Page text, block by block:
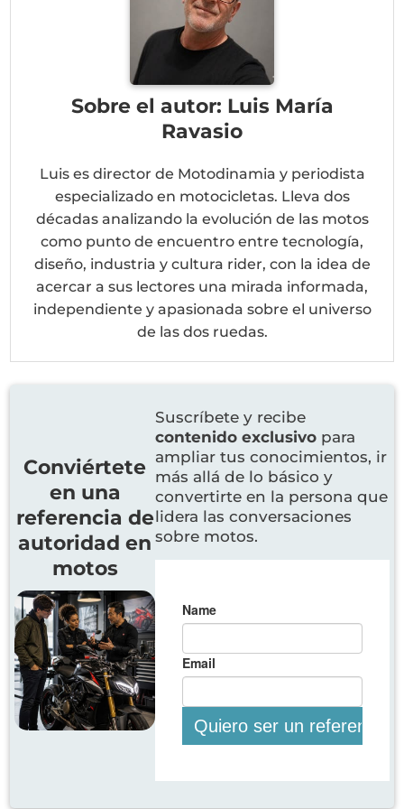
Sobre el autor: Luis María
Ravasio
Luis es director de Motodinamia y periodista
especializado en motocicletas. Lleva dos
décadas analizando la evolución de las motos
como punto de encuentro entre tecnología,
diseño, industria y cultura rider, con la idea de
acercar a sus lectores una mirada informada,
independiente y apasionada sobre el universo
de las dos ruedas.
Conviértete
en una
referencia de
autoridad en
motos
Suscríbete y recibe
contenido exclusivo para
ampliar tus conocimientos, ir
más allá de lo básico y
convertirte en la persona que
lidera las conversaciones
sobre motos.